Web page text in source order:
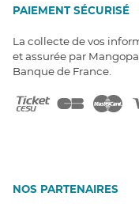
PAIEMENT SÉCURISÉ
La collecte de vos
et assurée par
Banque de France.
NOS PARTENAIRES